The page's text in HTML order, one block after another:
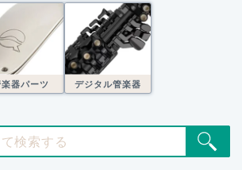
器パーツ デジタル管楽器